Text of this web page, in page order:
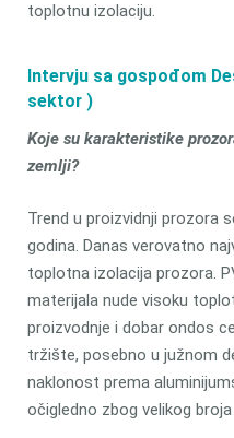
toplotnu izolaciju.
Intervju sa gospođom
sektor )
Koje su karakteristike
zemlji?
Trend u proizvidnji prozora
godina. Danas verovatno
toplotna izolacija prozora.
materijala nude visoku
proizvodnje i dobar ondos
tržište, posebno u južnom
naklonost prema
očigledno zbog velikog